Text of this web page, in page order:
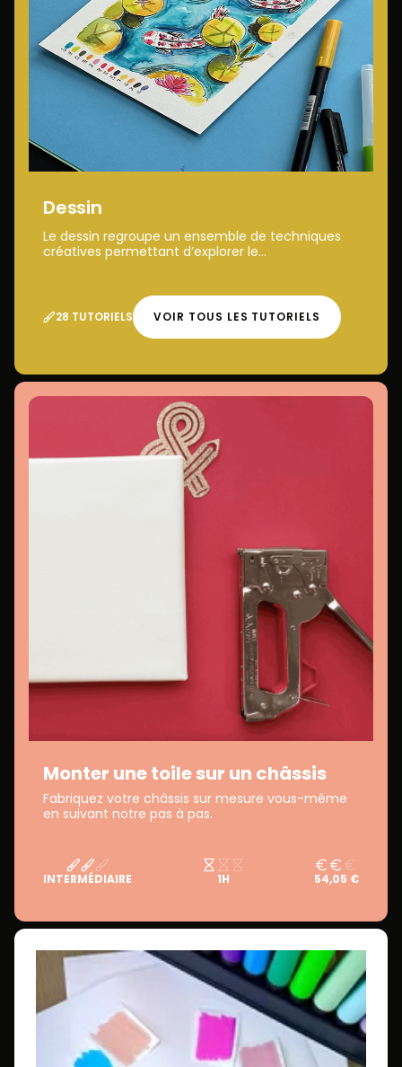
Dessin
Le dessin regroupe un ensemble de techniques
créatives permettant d’explorer le...
28 TUTORIELS VOIR TOUS LES TUTORIELS
Monter une toile sur un châssis
Fabriquez votre châssis sur mesure vous-même
en suivant notre pas à pas.
INTERMÉDIAIRE 1H 54,05 €